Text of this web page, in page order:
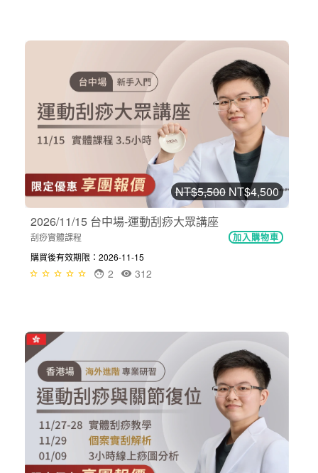
NT$5,500 NT$4,500
2026/11/15 台中場-運動刮痧大眾講座
刮痧實體課程 加入購物車
購買後有效期限：2026-11-15
312
2